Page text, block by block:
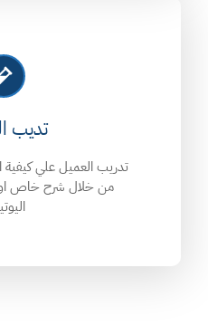
تديب
تدريب العميل علي
من خلال شرح خاص